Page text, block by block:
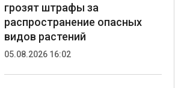
грозят штрафы за
распространение опасных
видов растений
05.08.2026 16:02